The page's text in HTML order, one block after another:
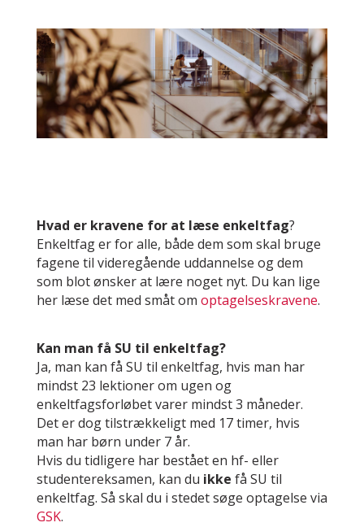
Hvad er kravene for at læse enkeltfag?
Enkeltfag er for alle, både dem som skal bruge
fagene til videregående uddannelse og dem
som blot ønsker at lære noget nyt. Du kan lige
her læse det med småt om optagelseskravene.
Kan man få SU til enkeltfag?
Ja, man kan få SU til enkeltfag, hvis man har
mindst 23 lektioner om ugen og
enkeltfagsforløbet varer mindst 3 måneder.
Det er dog tilstrækkeligt med 17 timer, hvis
man har børn under 7 år.
Hvis du tidligere har bestået en hf- eller
studentereksamen, kan du ikke få SU til
enkeltfag. Så skal du i stedet søge optagelse via
GSK.